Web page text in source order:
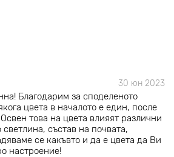
30 юн 2023
Благодарим за споделеното
цвета в началото е един, после
това на цвета влияят различни
състав на почвата,
се какъвто и да е цвета да Ви
настроение!